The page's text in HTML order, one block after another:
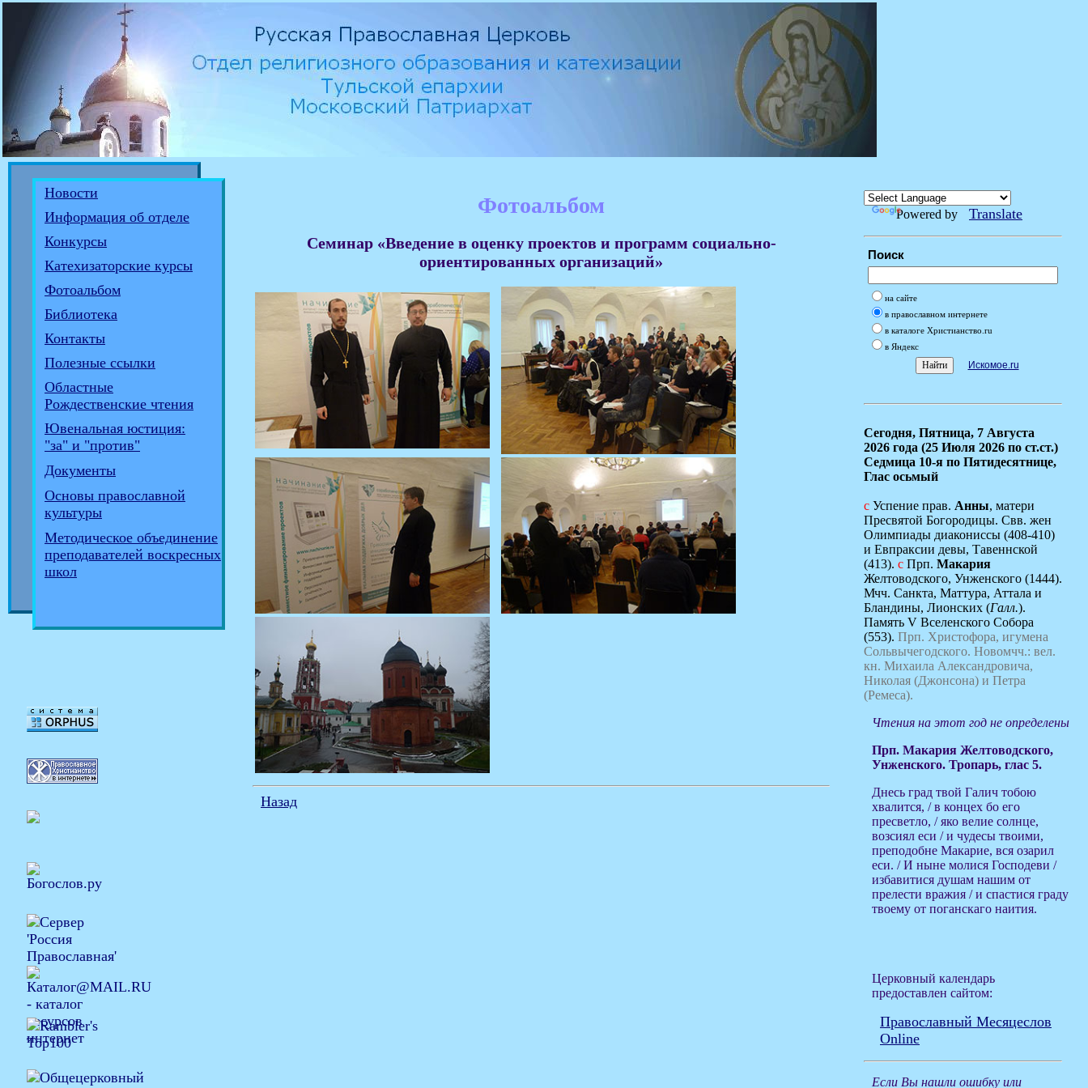
Новости
Информация об отделе
Конкурсы
Катехизаторские курсы
Фотоальбом
Библиотека
Контакты
Полезные ссылки
Областные
Рождественские чтения
Ювенальная юстиция:
"за" и "против"
Документы
Основы православной
культуры
Методическое объединение
преподавателей воскресных
школ
Фотоальбом
Семинар «Введение в оценку проектов и программ социально-
ориентированных организаций»
Назад
Powered by Translate
Поиск
на сайте
в православном интернете
в каталоге Христианство.ru
в Яндекс
Искомое.ru
Сегодня, Пятница, 7 Августа
2026 года (25 Июля 2026 по ст.ст.)
Седмица 10-я по Пятидесятнице,
Глас осьмый
с Успение прав. Анны, матери
Пресвятой Богородицы. Свв. жен
Олимпиады диакониссы (408-410)
и Евпраксии девы, Тавеннской
(413). с Прп. Макария
Желтоводского, Унженского (1444).
Мчч. Санкта, Маттура, Аттала и
Бландины, Лионских (Галл.).
Память V Вселенского Собора
(553). Прп. Христофора, игумена
Сольвычегодского. Новомчч.: вел.
кн. Михаила Александровича,
Николая (Джонсона) и Петра
(Ремеса).
Чтения на этот год не определены
Прп. Макария Желтоводского,
Унженского. Тропарь, глас 5.
Днесь град твой Галич тобою
хвалится, / в концех бо его
пресветло, / яко велие солнце,
возсиял еси / и чудесы твоими,
преподобне Макарие, вся озарил
еси. / И ныне молися Господеви /
избавитися душам нашим от
прелести вражия / и спастися граду
твоему от поганскаго наития.
Церковный календарь
предоставлен сайтом:
Православный Месяцеслов
Online
Если Вы нашли ошибку или